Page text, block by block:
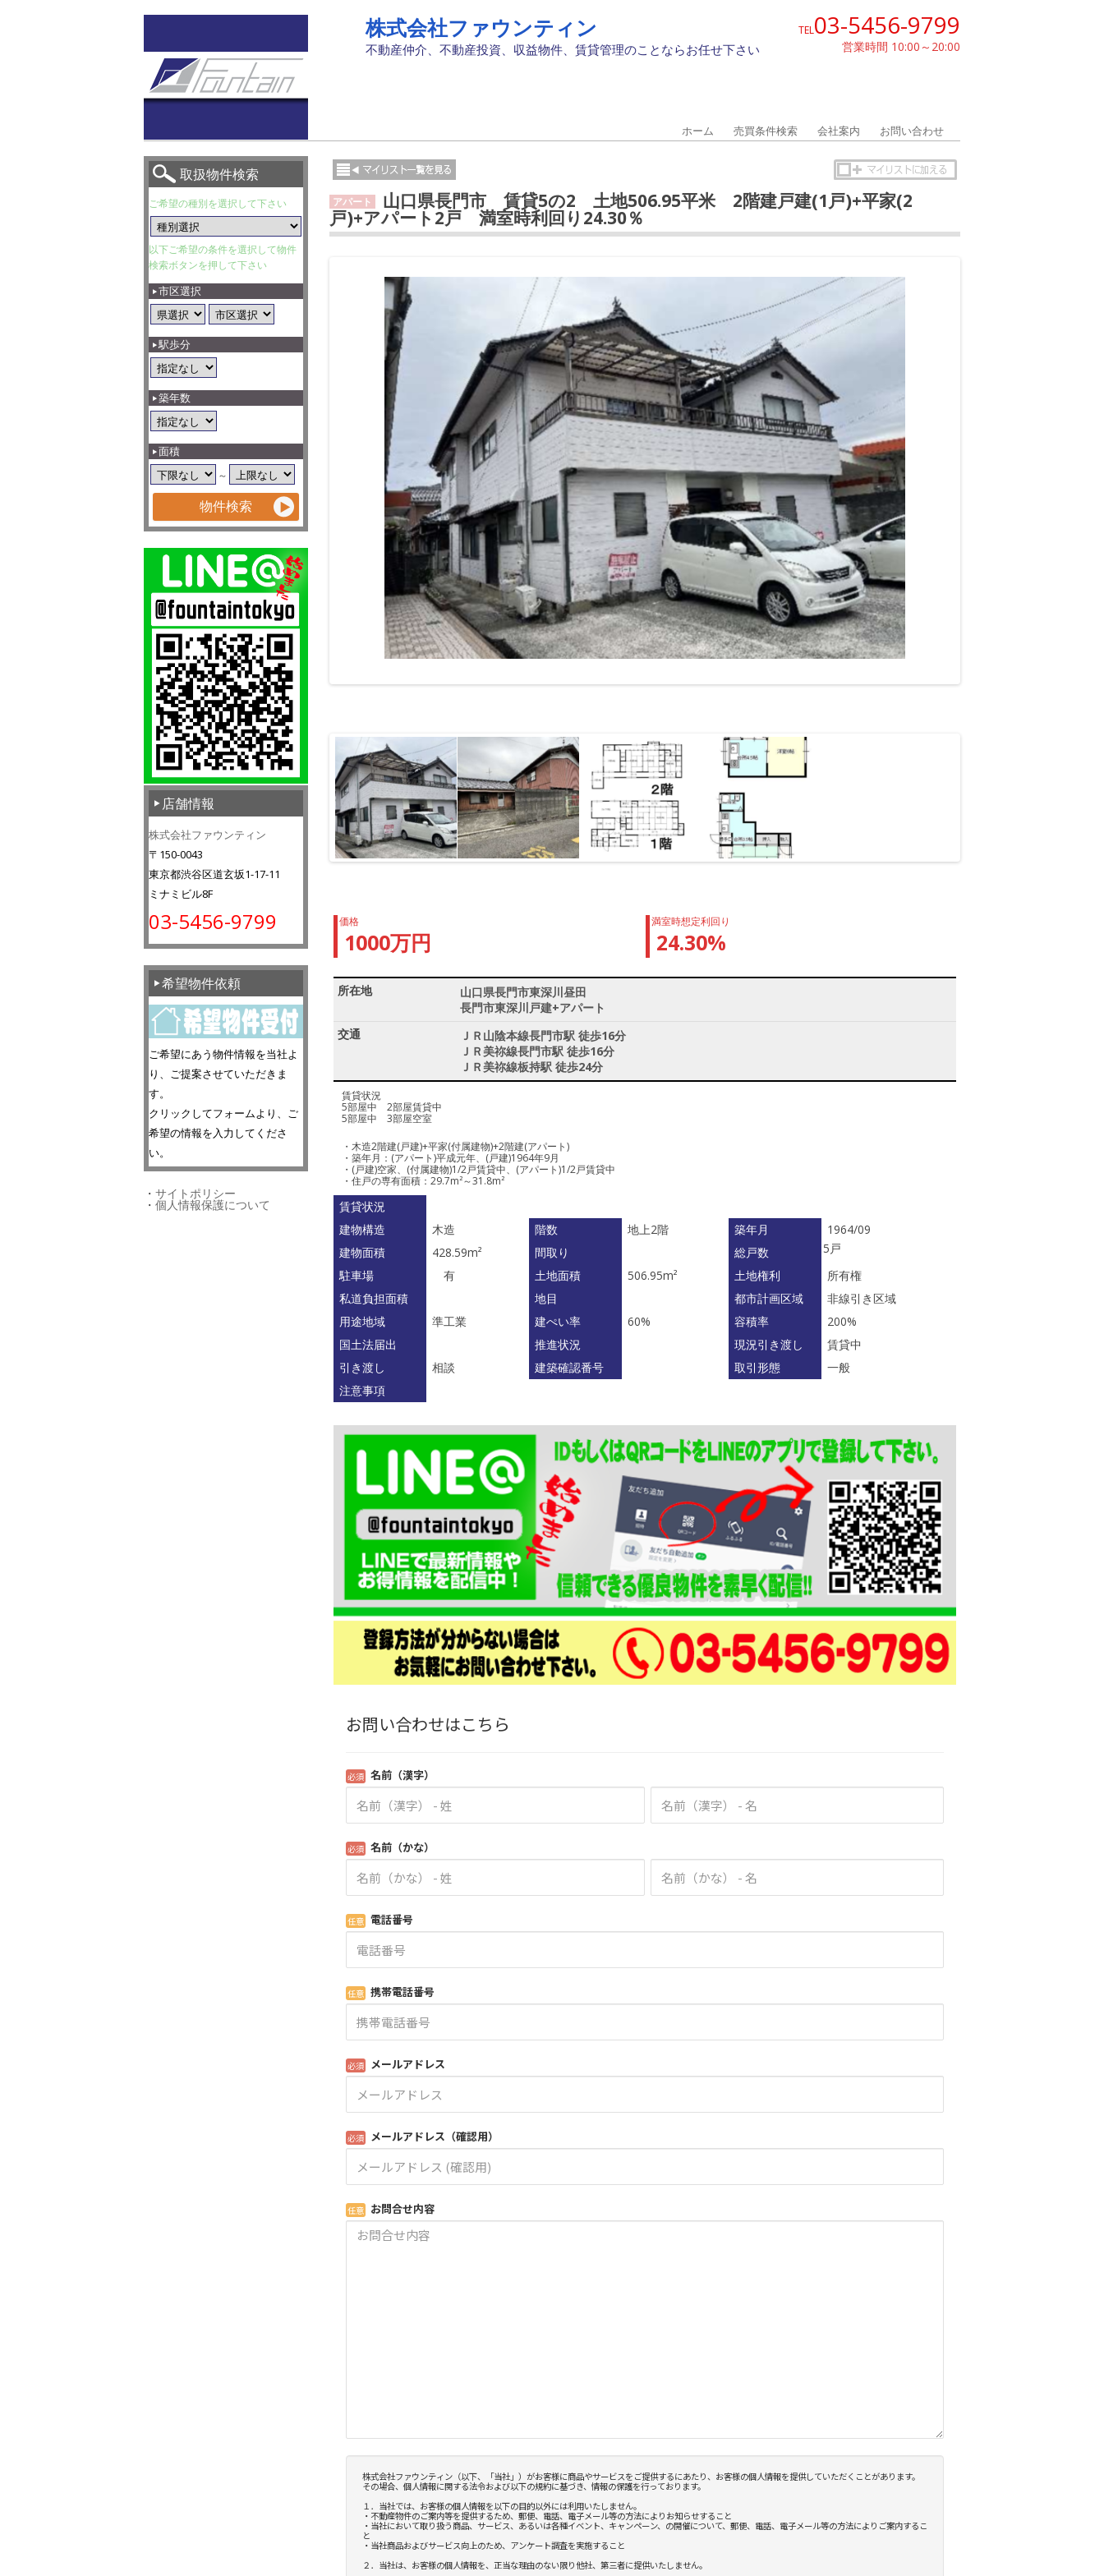
株式会社ファウンティン
不動産仲介、不動産投資、収益物件、賃貸管理のことならお任せ下さい 営業時間 10:00～20:00
TEL03-5456-9799
ホーム 売買条件検索 会社案内 お問い合わせ
アパート 山口県長門市 賃貸5の2 土地506.95平米 2階建戸建(1戸)+平家(2
戸)+アパート2戸 満室時利回り24.30％
価格
1000万円
満室時想定利回り
24.30%
所在地
山口県長門市東深川昼田
長門市東深川戸建+アパート
交通
ＪＲ山陰本線長門市駅 徒歩16分
ＪＲ美祢線長門市駅 徒歩16分
ＪＲ美祢線板持駅 徒歩24分
賃貸状況
5部屋中 2部屋賃貸中
5部屋中 3部屋空室
・木造2階建(戸建)+平家(付属建物)+2階建(アパート)
・築年月：(アパート)平成元年、(戸建)1964年9月
・(戸建)空家、(付属建物)1/2戸賃貸中、(アパート)1/2戸賃貸中
・住戸の専有面積：29.7m²～31.8m²
賃貸状況
建物構造
木造 階数 地上2階 築年月
1964/09
建物面積
428.59m² 間取り 総戸数
5戸
駐車場
有 土地面積 506.95m² 土地権利
所有権
私道負担面積
地目 都市計画区域
非線引き区域
用途地域
準工業 建ぺい率 60% 容積率
200%
国土法届出
推進状況 現況引き渡し
賃貸中
引き渡し
相談 建築確認番号 取引形態
一般
注意事項
取扱物件検索
ご希望の種別を選択して下さい
以下ご希望の条件を選択して物件
検索ボタンを押して下さい
市区選択
駅歩分
築年数
面積
～
店舗情報
株式会社ファウンティン
〒150-0043
東京都渋谷区道玄坂1-17-11
ミナミビル8F
03-5456-9799
希望物件依頼
ご希望にあう物件情報を当社よ
り、ご提案させていただきま
す。
クリックしてフォームより、ご
希望の情報を入力してくださ
い。
・ サイトポリシー
・ 個人情報保護について